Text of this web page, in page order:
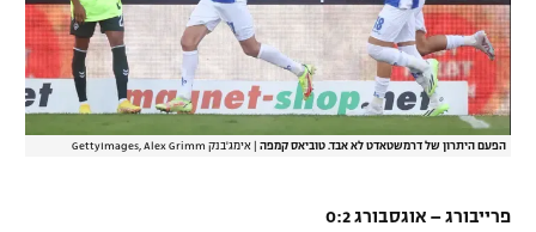
הפעם היתרון של דרמשטאדט לא אבד. טוביאס קמפה אימג'בנק GettyImages, Alex Grimm
פרייבורג – אוגסבורג 0:2